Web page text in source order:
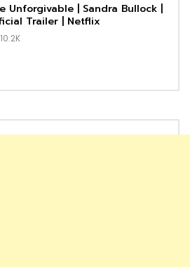
Unforgivable | Sandra Bullock |
Trailer | Netflix